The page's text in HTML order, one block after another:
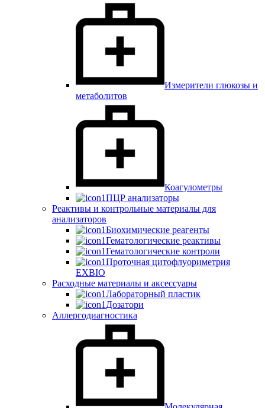
Измерители глюкозы и
метаболитов
Коагулометры
ПЦР анализаторы
Реактивы и контрольные материалы для
анализаторов
Биохимические реагенты
Гематологические реактивы
Гематологические контроли
Проточная цитофлуориметрия
EXBIO
Расходные материалы и аксессуары
Лабораторный пластик
Дозатори
Аллергодиагностика